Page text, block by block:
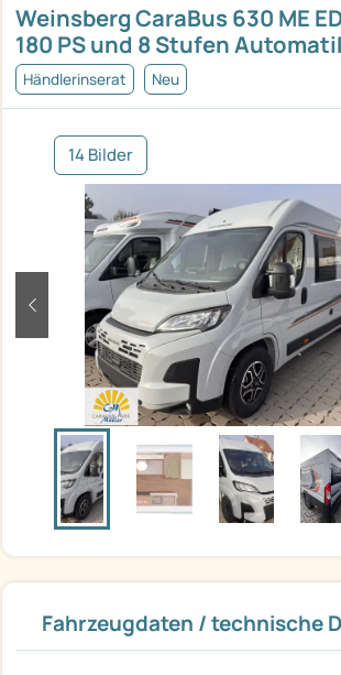
Weinsberg CaraBus 630 ME
180 PS und 8 Stufen
Händlerinserat Neu
14 Bilder
zurück
Fahrzeugdaten / technische